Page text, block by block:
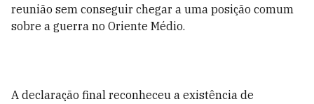
reunião sem conseguir chegar a uma posição comum
sobre a guerra no Oriente Médio.
A declaração final reconheceu a existência de